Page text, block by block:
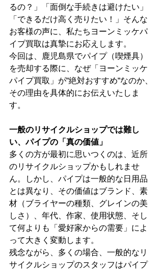
るの？」「面倒な手続きは避けたい」
「できるだけ高く売りたい！」そんな
お客様の声に、私たちヨーンミッケパ
イプ買取は真摯にお応えします。
今回は、鹿児島県でパイプ（喫煙具）
を売却する際に、なぜ「ヨーンミッケ
パイプ買取」が”絶対おすすめ”なのか、
その理由を具体的にお伝えいたしま
す。
一般のリサイクルショップでは難し
い、パイプの「真の価値」
多くの方が最初に思いつくのは、近所
のリサイクルショップかもしれませ
ん。しかし、パイプは一般的な日用品
とは異なり、その価値はブランド、素
材（ブライヤーの種類、グレインの美
しさ）、年代、作家、使用状態、そし
て何よりも「愛好家からの需要」によ
って大きく変動します。
残念ながら、多くの場合、一般的なリ
サイクルショップのスタッフはパイプ